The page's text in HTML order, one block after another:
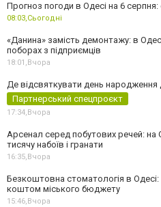
Прогноз погоди в Одесі на 6
08:03,Сьогодні
«Данина» замість демонтажу: в
поборах з підприємців
18:01, Вчора
Де відсвяткувати день народження
Партнерський спецпроєкт
17:34, Вчора
Арсенал серед побутових речей: на
тисячу набоїв і гранати
16:35, Вчора
Безкоштовна стоматологія в Одесі:
коштом міського бюджету
15:46, Вчора